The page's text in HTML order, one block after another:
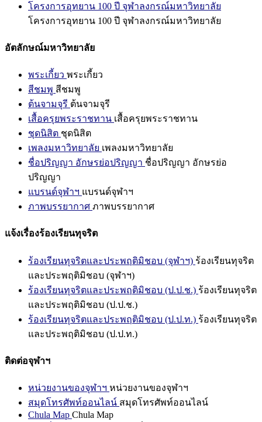
โครงการอุทยาน 100 ปี จุฬาลงกรณ์มหาวิทยาลัย
โครงการอุทยาน 100 ปี จุฬาลงกรณ์มหาวิทยาลัย
อัตลักษณ์มหาวิทยาลัย
พระเกี้ยว พระเกี้ยว
สีชมพู สีชมพู
ต้นจามจุรี ต้นจามจุรี
เสื้อครุยพระราชทาน เสื้อครุยพระราชทาน
ชุดนิสิต ชุดนิสิต
เพลงมหาวิทยาลัย เพลงมหาวิทยาลัย
ชื่อปริญญา อักษรย่อปริญญา ชื่อปริญญา อักษรย่อ
ปริญญา
แบรนด์จุฬาฯ แบรนด์จุฬาฯ
ภาพบรรยากาศ ภาพบรรยากาศ
แจ้งเรื่องร้องเรียนทุจริต
ร้องเรียนทุจริตและประพฤติมิชอบ (จุฬาฯ) ร้องเรียนทุจริต
และประพฤติมิชอบ (จุฬาฯ)
ร้องเรียนทุจริตและประพฤติมิชอบ (ป.ป.ช.) ร้องเรียนทุจริต
และประพฤติมิชอบ (ป.ป.ช.)
ร้องเรียนทุจริตและประพฤติมิชอบ (ป.ป.ท.) ร้องเรียนทุจริต
และประพฤติมิชอบ (ป.ป.ท.)
ติดต่อจุฬาฯ
หน่วยงานของจุฬาฯ หน่วยงานของจุฬาฯ
สมุดโทรศัพท์ออนไลน์ สมุดโทรศัพท์ออนไลน์
Chula Map Chula Map